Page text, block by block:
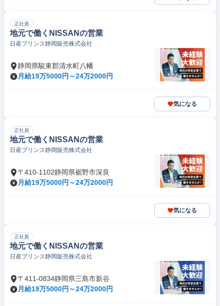
正社員
地元で働くNISSANの営業
日産プリンス静岡販売株式会社
静岡県駿東郡清水町八幡
月給19万5000円～24万2000円
気になる
正社員
地元で働くNISSANの営業
日産プリンス静岡販売株式会社
〒410-1102静岡県裾野市深良
月給19万5000円～24万2000円
気になる
正社員
地元で働くNISSANの営業
日産プリンス静岡販売株式会社
〒411-0834静岡県三島市新谷
月給19万5000円～24万2000円